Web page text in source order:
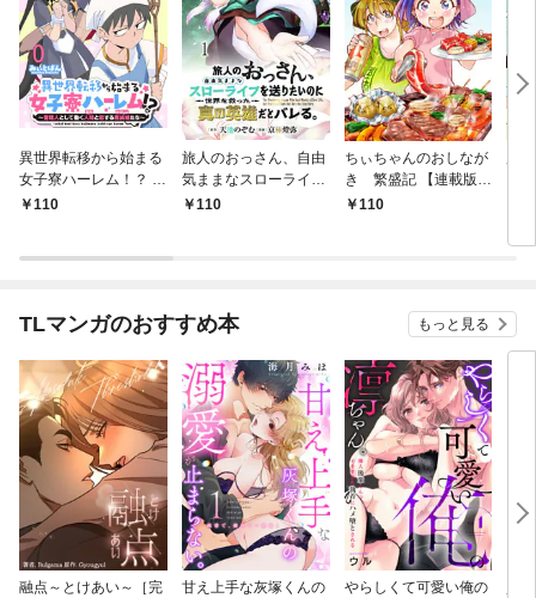
異世界転移から始まる
女子寮ハーレム！？ ～
管理人として働く人間
110
旅人のおっさん、自由
気ままなスローライフ
を送りたいのに世界を
110
ちぃちゃんのおしなが
き 繁盛記 【連載版】
１110
TLマンガのおすすめ本 もっと見る
融点～とけあい～［完
甘え上手な灰塚くんの
やらしくて可愛い俺の